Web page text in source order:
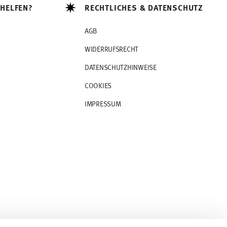
RECHTLICHES & DATENSCHUTZ
AGB
WIDERRUFSRECHT
DATENSCHUTZHINWEISE
COOKIES
IMPRESSUM